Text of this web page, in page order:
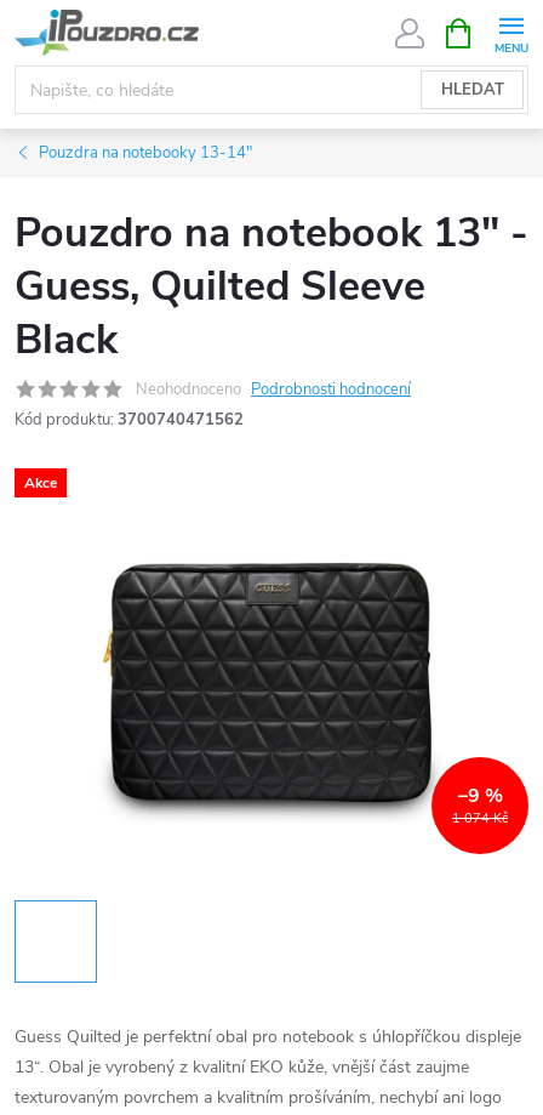
na
obsah
HLEDAT
NÁKUPNÍ
KOŠÍK
Pouzdra na notebooky 13-14"
Pouzdro na notebook 13" -
Guess, Quilted Sleeve
Black
Neohodnoceno Podrobnosti hodnocení
Kód produktu: 3700740471562
Akce
1 074 Kč
–9 %
Guess Quilted je perfektní obal pro notebook s úhlopříčkou displeje
13“. Obal je vyrobený z kvalitní EKO kůže, vnější část zaujme
texturovaným povrchem a kvalitním prošíváním, nechybí ani logo